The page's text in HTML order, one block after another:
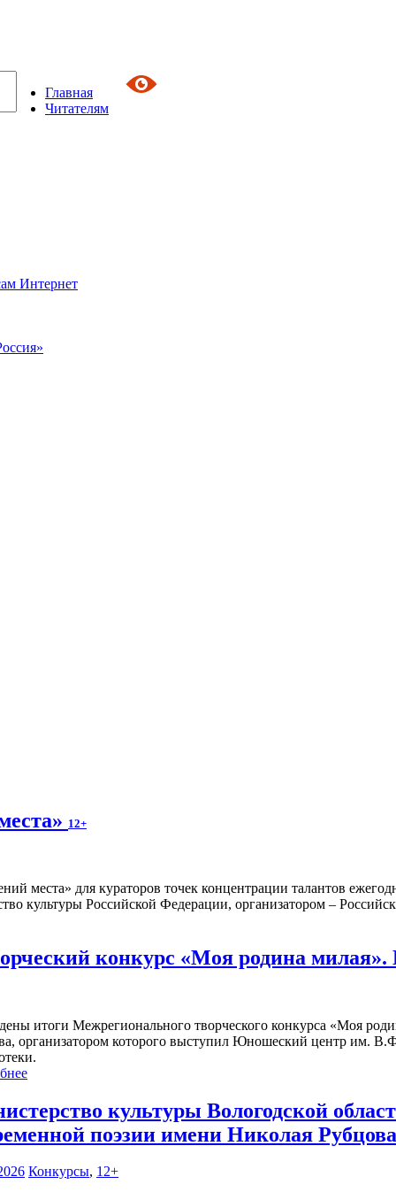
Главная
Читателям
Интернет
12+
места» для кураторов точек концентрации талантов
культуры Российской Федерации, организатором –
конкурс «Моя родина
итоги Межрегионального творческого конкурса «Моя
организатором которого выступил Юношеский центр им.
культуры Вологодской
поэзии имени Николая
Конкурсы, 12+